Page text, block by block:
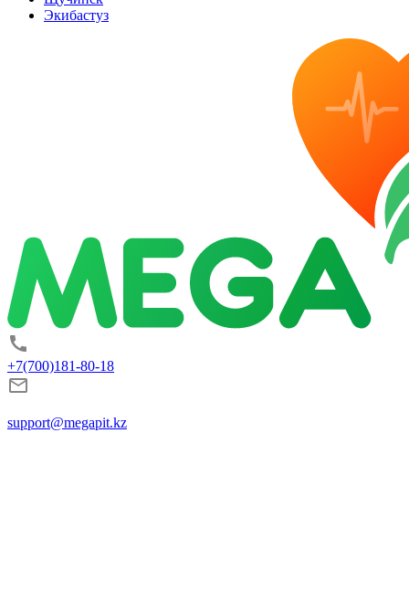
Экибастуз
+7(700)181-80-18
support@megapit.kz